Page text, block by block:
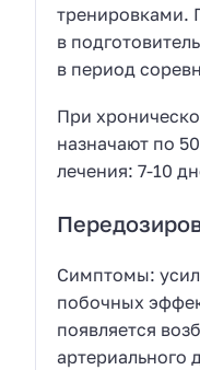
тренировками.
в
в период
При
назначают по
лечения: 7-10
Симптомы:
побочных
появляется
артериального